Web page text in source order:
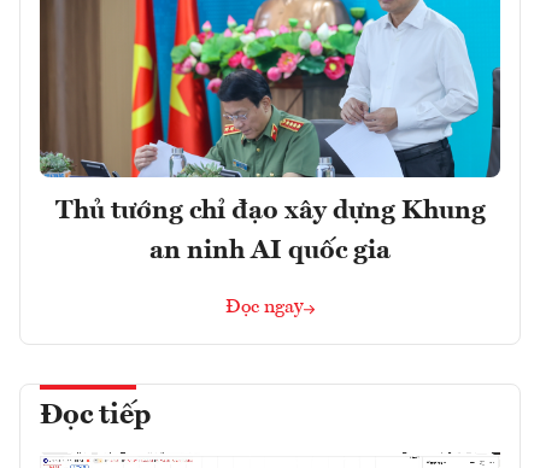
Thủ tướng chỉ đạo xây dựng Khung
an ninh AI quốc gia
Đọc ngay
Đọc tiếp